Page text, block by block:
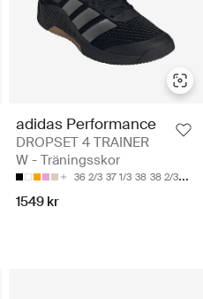
adidas Performance
DROPSET 4 TRAINER
W - Träningsskor
36 2/3 37 1/3 38 38 2/3 39
1549 kr